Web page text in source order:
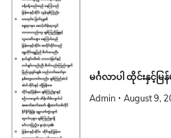
မင်္ဂလာပါ ထိုင်းနှင့်မြန်
Admin August 9,